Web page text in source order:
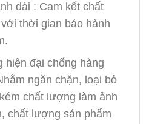
dài : Cam kết chất
thời gian bảo hành
hiện đại chống hàng
ngăn chặn, loại bỏ
chất lượng làm ảnh
chất lượng sản phẩm